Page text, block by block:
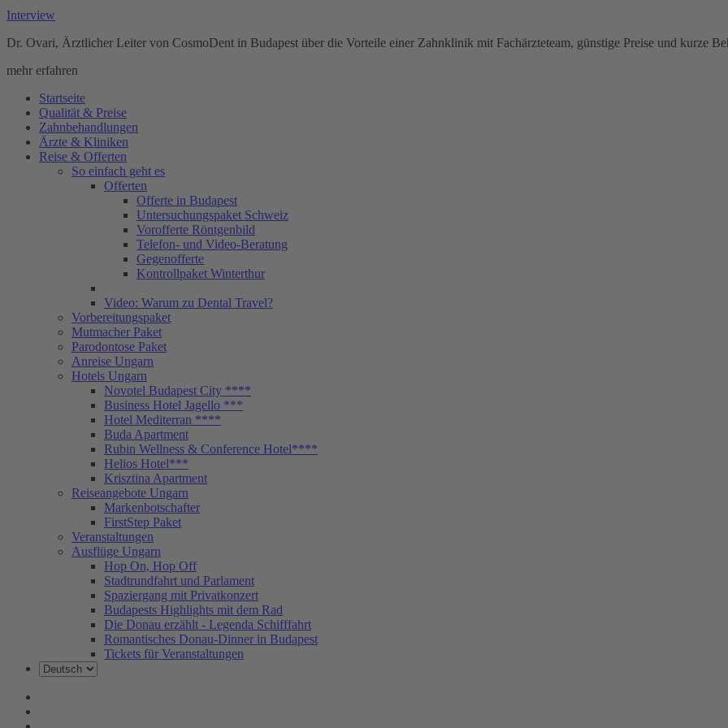
Interview
Dr. Ovari, Ärztlicher Leiter von CosmoDent in Budapest über die Vorteile einer Zahnklinik mit Fachärzteteam, günstige Preise und kurze
mehr erfahren
Startseite
Qualität & Preise
Zahnbehandlungen
Ärzte & Kliniken
Reise & Offerten
So einfach geht es
Offerten
Offerte in Budapest
Untersuchungspaket Schweiz
Vorofferte Röntgenbild
Telefon- und Video-Beratung
Gegenofferte
Kontrollpaket Winterthur
Video: Warum zu Dental Travel?
Vorbereitungspaket
Mutmacher Paket
Parodontose Paket
Anreise Ungarn
Hotels Ungarn
Novotel Budapest City ****
Business Hotel Jagello ***
Hotel Mediterran ****
Buda Apartment
Rubin Wellness & Conference Hotel****
Helios Hotel***
Krisztina Apartment
Reiseangebote Ungarn
Markenbotschafter
FirstStep Paket
Veranstaltungen
Ausflüge Ungarn
Hop On, Hop Off
Stadtrundfahrt und Parlament
Spaziergang mit Privatkonzert
Budapests Highlights mit dem Rad
Die Donau erzählt - Legenda Schifffahrt
Romantisches Donau-Dinner in Budapest
Tickets für Veranstaltungen